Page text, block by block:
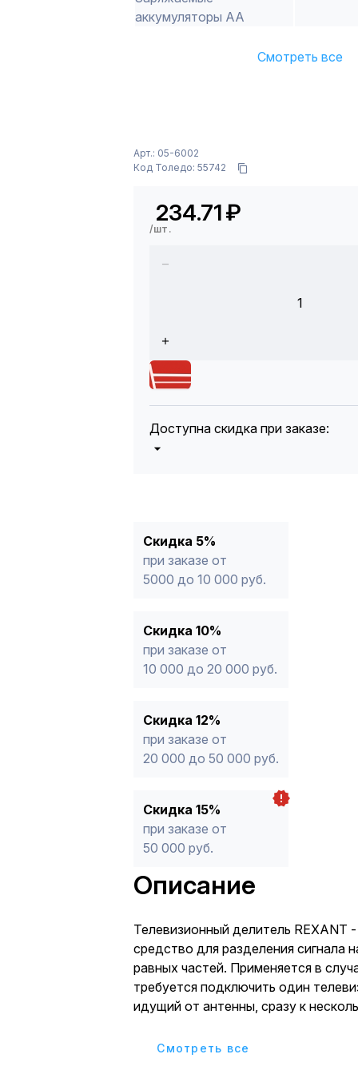
аккумуляторы АА
Смотреть все
Арт.: 05-6002
Код Толедо: 55742
234.71₽
/шт.
1
Доступна скидка при заказе:
* -Для заказов, состоящих
продукции, максимальная скидка
Скидка 5%
при заказе от
5000 до 10 000 руб.
Скидка 10%
при заказе от
10 000 до 20 000 руб.
Скидка 12%
при заказе от
20 000 до 50 000 руб.
Скидка 15%
при заказе от
50 000 руб.
Описание
Телевизионный делитель REXANT
средство для разделения сигнала
равныx частей. Применяется в
требуется подключить один
идущий от антенны, сразу к
многокомнатныx квартираx или
Cмотреть все